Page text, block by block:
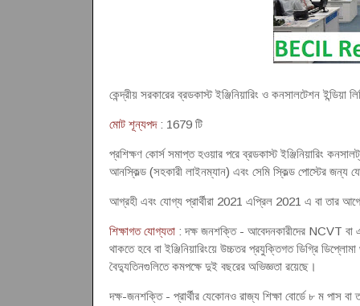
কেন্দ্রীয় সরকারের ব্রডকাস্ট ইঞ্জিনিয়ারিং ও কনসালটেশন
মোট শূন্যপদ: 1679 টি
প্রশিক্ষণ কোর্স সমাপ্ত হওয়ার পরে ব্রডকাস্ট ইঞ্জিনিয়ারিং
আনস্কিল্ড (সহকারী লাইনম্যান) এবং সেমি স্কিল্ড পোস্টের জন্য
আগ্রহী এবং যোগ্য প্রার্থীরা 2021 এপ্রিল 2021 এ বা তার
শিক্ষাগত যোগ্যতা: দক্ষ জনশক্তি - আবেদনকারীদের NCVT বা
থাকতে হবে বা ইঞ্জিনিয়ারিংয়ে উচ্চতর প্রযুক্তিগত ডিগ্রি
বৈদ্যুতিনগুলিতে কমপক্ষে দুই বছরের অভিজ্ঞতা রয়েছে।
দক্ষ-জনশক্তি - প্রার্থীর যেকোনও রাজ্য শিক্ষা বোর্ডে ৮ ম পাস